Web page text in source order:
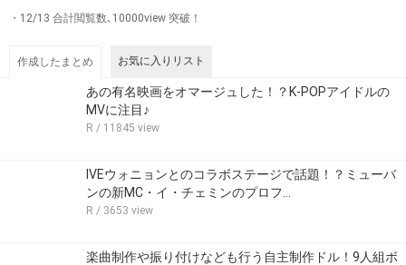
・12/13 合計閲覧数､10000view 突破！
作成したまとめ お気に入りリスト
あの有名映画をオマージュした！？K-POPアイドルの
MVに注目♪
R / 11845 view
IVEウォニョンとのコラボステージで話題！？ミューバ
ンの新MC・イ・チェミンのプロフ…
R / 3653 view
楽曲制作や振り付けなども行う自主制作ドル！9人組ボ